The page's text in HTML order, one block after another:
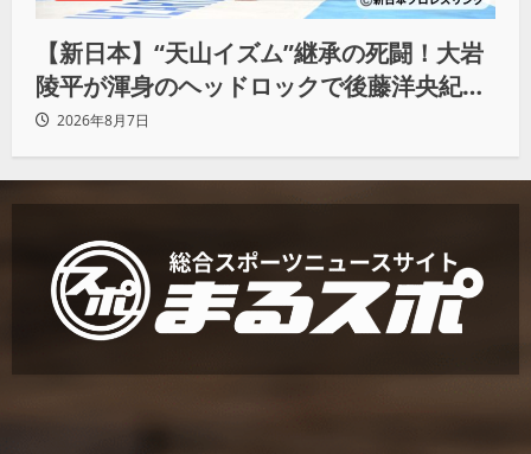
【新日本】“天山イズム”継承の死闘！大岩
陵平が渾身のヘッドロックで後藤洋央紀か
らタップ奪取 執念の「リベンジ＆4勝目」
2026年8月7日